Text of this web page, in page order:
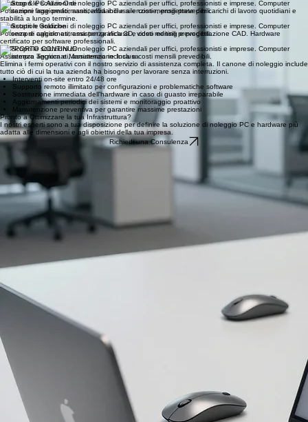
Desktop & PC All-in-One
Postazioni fisse performanti, affidabili e silenziose, progettate per carichi di lavoro quotidiani e
stabilità a lungo termine.
Workstation Grafiche
Potenza di calcolo estrema per grafica 3D, video editing e progettazione CAD. Hardware
certificato per software professionali.
SUPPORTO CONTINUO
Assistenza Tecnica e Manutenzione Inclusa
Elimina i fermi operativi con il nostro servizio di assistenza completa. Il canone di noleggio include
tutto ciò di cui la tua azienda ha bisogno per lavorare senza interruzioni.
Interventi on-site entro 24/48 ore
Supporto remoto illimitato per configurazioni e problematiche software
Sostituzione immediata dell'hardware in caso di guasto irreparabile
Aggiornamenti periodici dei sistemi e monitoraggio proattivo
Manutenzione preventiva per garantire massime prestazioni
Pronto a Ottimizzare la tua Infrastruttura?
I nostri esperti sono a tua disposizione per definire la soluzione di noleggio PC e hardware più
adatta alle dimensioni e agli obiettivi della tua impresa.
Richiedi una Consulenza